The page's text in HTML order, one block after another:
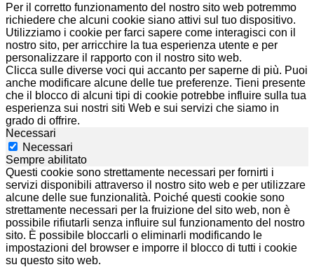
Per il corretto funzionamento del nostro sito web potremmo
richiedere che alcuni cookie siano attivi sul tuo dispositivo.
Utilizziamo i cookie per farci sapere come interagisci con il
nostro sito, per arricchire la tua esperienza utente e per
personalizzare il rapporto con il nostro sito web.
Clicca sulle diverse voci qui accanto per saperne di più. Puoi
anche modificare alcune delle tue preferenze. Tieni presente
che il blocco di alcuni tipi di cookie potrebbe influire sulla tua
esperienza sui nostri siti Web e sui servizi che siamo in
grado di offrire.
Necessari
Necessari
Sempre abilitato
Questi cookie sono strettamente necessari per fornirti i
servizi disponibili attraverso il nostro sito web e per utilizzare
alcune delle sue funzionalità. Poiché questi cookie sono
strettamente necessari per la fruizione del sito web, non è
possibile rifiutarli senza influire sul funzionamento del nostro
sito. È possibile bloccarli o eliminarli modificando le
impostazioni del browser e imporre il blocco di tutti i cookie
su questo sito web.